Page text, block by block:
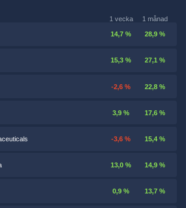
1 vecka 1 månad
14,7 % 28,9 %
15,3 % 27,1 %
-2,6 % 22,8 %
3,9 % 17,6 %
-3,6 % 15,4 %
13,0 % 14,9 %
0,9 % 13,7 %